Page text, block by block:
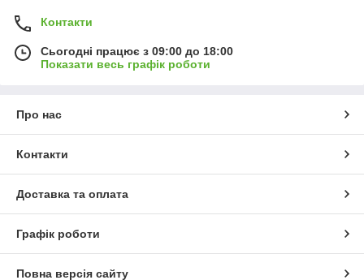
Контакти
Сьогодні працює з 09:00 до 18:00
Показати весь графік роботи
Про нас
Контакти
Доставка та оплата
Графік роботи
Повна версія сайту